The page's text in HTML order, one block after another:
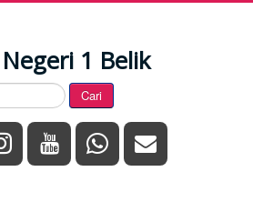
1 Belik
Cari